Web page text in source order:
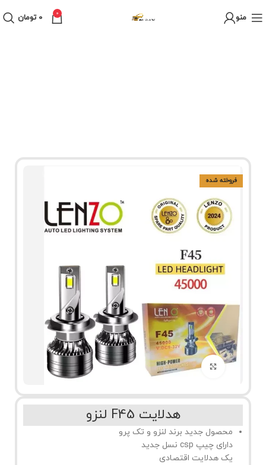
منو 0
0 تومان
فروخته شده
برای بزرگنمایی کلیک کنید
هدلایت F45 لنزو
محصول جدید برند لنزو و تک پرو
دارای چیپ csp نسل جدید
یک هدلایت اقتصادی